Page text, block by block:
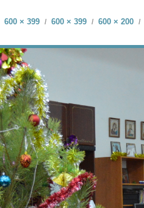
600 × 399 / 600 × 399 / 600 × 200 /